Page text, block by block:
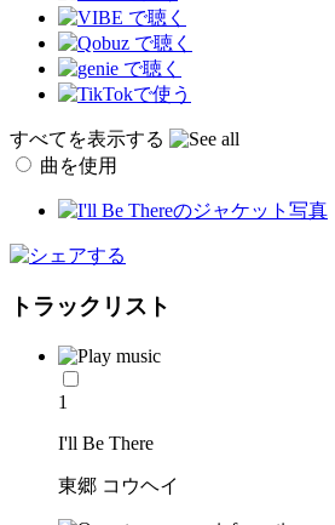
すべてを表示する
曲を使用
トラックリスト
1
I'll Be There
東郷 コウヘイ